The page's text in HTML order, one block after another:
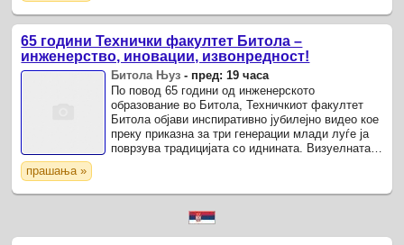
65 години Технички факултет Битола –
инженерство, иновации, извонредност!
Битола Њуз - пред: 19 часа
По повод 65 години од инженерското
образование во Битола, Техничкиот факултет
Битола објави инспиративно јубилејно видео кое
преку приказна за три генерации млади луѓе ја
поврзува традицијата со иднината. Визуелната
прашања »